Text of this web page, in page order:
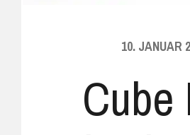
10. JANUAR
Cube